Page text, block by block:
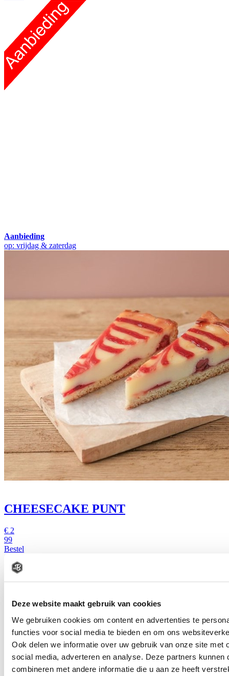
Deze website maakt gebruik van cookies
We gebruiken cookies om content en advertenties te
functies voor social media te bieden en om ons
Ook delen we informatie over uw gebruik van onze site met
social media, adverteren en analyse. Deze partners kunnen
combineren met andere informatie die u aan ze heeft
Aanbieding
op: vrijdag & zaterdag
CHEESECAKE PUNT
€ 2
99
Bestel